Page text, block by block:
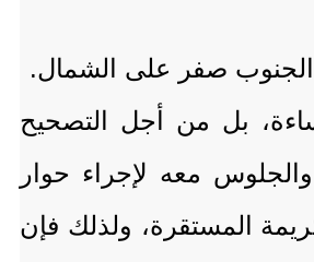
الجنوب صفر على الشمال.
بل من أجل التصحيح
معه لإجراء حوار
المستقرة، ولذلك فإن